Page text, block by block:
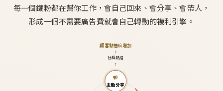
每一個鐵粉都在幫你工作，會自己回來、會分享、會帶人，
形成一個不需要廣告費就會自己轉動的複利引擎。
主動分享
↑
社群熱絡
↑
顧客黏著度增加